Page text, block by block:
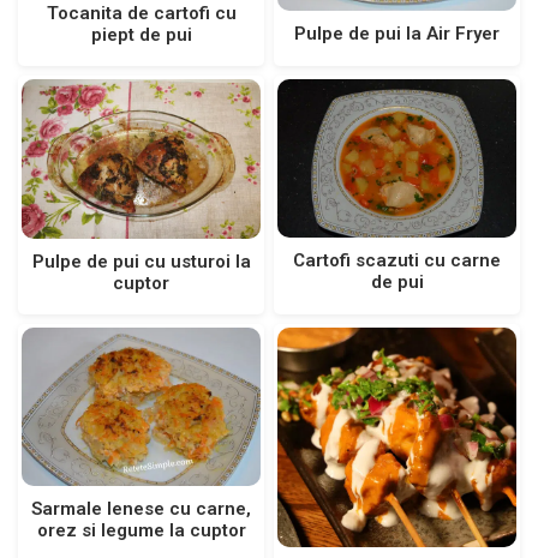
Tocanita de cartofi cu
piept de pui
Pulpe de pui la Air Fryer
Pulpe de pui cu usturoi la
cuptor
Cartofi scazuti cu carne
de pui
Sarmale lenese cu carne,
orez si legume la cuptor